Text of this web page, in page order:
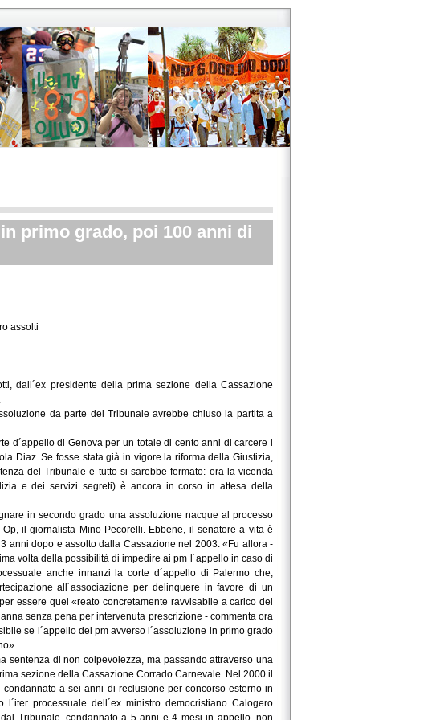
primo grado, poi 100 anni di
assolti
dall´ex presidente della prima sezione della Cassazione
da parte del Tribunale avrebbe chiuso la partita a
d´appello di Genova per un totale di cento anni di carcere i
Diaz. Se fosse stata già in vigore la riforma della Giustizia,
del Tribunale e tutto si sarebbe fermato: ora la vicenda
e dei servizi segreti) è ancora in corso in attesa della
in secondo grado una assoluzione nacque al processo
il giornalista Mino Pecorelli. Ebbene, il senatore a vita è
anni dopo e assolto dalla Cassazione nel 2003. «Fu allora -
volta della possibilità di impedire ai pm l´appello in caso di
anche innanzi la corte d´appello di Palermo che,
all´associazione per delinquere in favore di un
essere quel «reato concretamente ravvisabile a carico del
senza pena per intervenuta prescrizione - commenta ora
se l´appello del pm avverso l´assoluzione in primo grado
sentenza di non colpevolezza, ma passando attraverso una
sezione della Cassazione Corrado Carnevale. Nel 2000 il
a sei anni di reclusione per concorso esterno in
processuale dell´ex ministro democristiano Calogero
Tribunale, condannato a 5 anni e 4 mesi in appello, non